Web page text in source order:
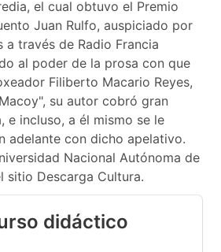
el cual obtuvo el Premio
Juan Rulfo, auspiciado por
través de Radio Francia
al poder de la prosa con que
Filiberto Macario Reyes,
su autor cobró gran
e incluso, a él mismo se le
adelante con dicho apelativo.
Nacional Autónoma de
sitio Descarga Cultura.
didáctico